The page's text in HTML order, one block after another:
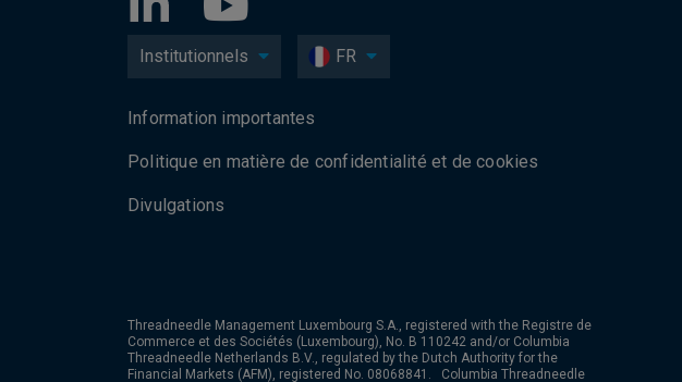
Institutionnels FR
Information importantes
Politique en matière de confidentialité et de cookies
Divulgations
Threadneedle Management Luxembourg S.A., registered with the Registre de
Commerce et des Sociétés (Luxembourg), No. B 110242 and/or Columbia
Threadneedle Netherlands B.V., regulated by the Dutch Authority for the
Financial Markets (AFM), registered No. 08068841. Columbia Threadneedle